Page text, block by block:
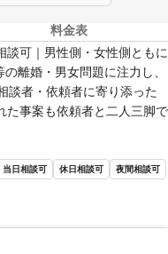
料金表
可｜男性側・女性側ともに
離婚・男女問題に注力し、
談者・依頼者に寄り添った
た事案も依頼者と二人三脚で
当日相談可 休日相談可
夜間相談可